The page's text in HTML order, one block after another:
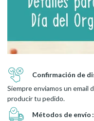
Confirmación de
Siempre enviamos un email
producir tu pedido.
Métodos de envío